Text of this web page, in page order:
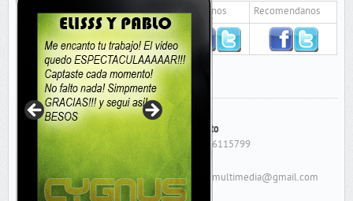
Seguinos Recomendanos
Contacto
Cel: 156115799
cygnusmultimedia@gmail.com